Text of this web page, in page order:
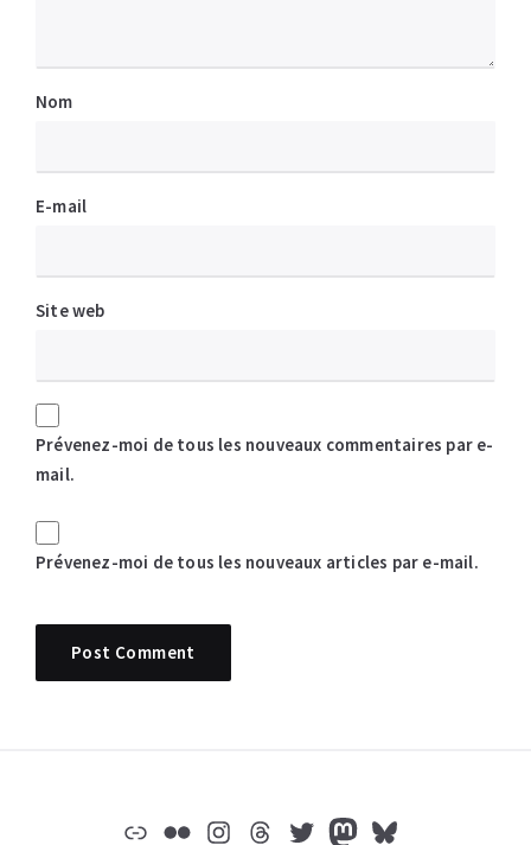
Nom
E-mail
Site web
Prévenez-moi de tous les nouveaux commentaires par e-
mail.
Prévenez-moi de tous les nouveaux articles par e-mail.
LienFlickrInstagram
Threads
Twitter
Mastodon
Bluesky